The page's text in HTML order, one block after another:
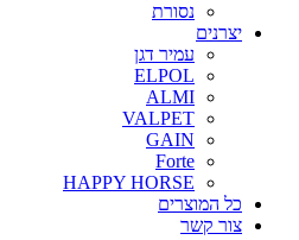
נסורת
יצרנים
עמיר דגן
ELPOL
ALMI
VALPET
GAIN
Forte
HAPPY HORSE
כל המוצרים
צור קשר